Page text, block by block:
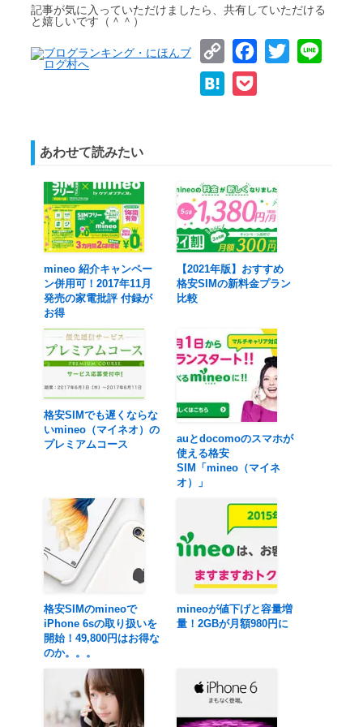
記事が気に入っていただけましたら、共有していただける
と嬉しいです（＾＾）
Copy
Link
Facebook
Twitter
Hatena
あわせて読みたい
mineo 紹介キャンペー
ン併用可！2017年11月
発売の家電批評 付録が
お得
【2021年版】おすすめ
格安SIMの新料金プラン
比較
格安SIMでも遅くならな
いmineo（マイネオ）の
プレミアムコース
auとdocomoのスマホが
使える格安
SIM「mineo（マイネ
オ）」
格安SIMのmineoで
iPhone 6sの取り扱いを
開始！49,800円はお得な
のか。。。
mineoが値下げと容量増
量！2GBが月額980円に